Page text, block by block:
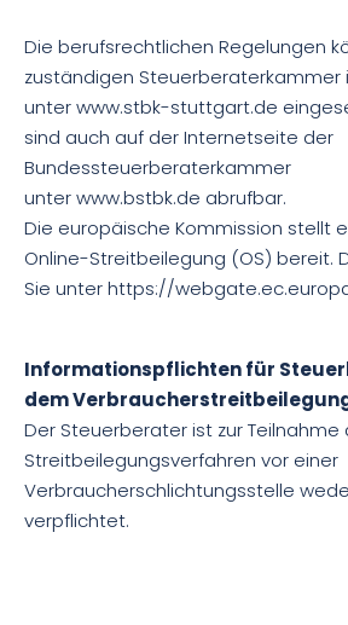
Die berufsrechtlichen Regelungen
zuständigen Steuerberaterkammer
unterwww.stbk-stuttgart.de
sind auch auf der Internetseite der
Bundessteuerberaterkammer
unterwww.bstbk.de abrufbar.
Die europäische Kommission stellt
Online-Streitbeilegung (OS) bereit.
Sie unterhttps://
Informationspflichten für
dem
Der Steuerberater ist zur Teilnahme
Streitbeilegungsverfahren vor einer
Verbraucherschlichtungsstelle
verpflichtet.